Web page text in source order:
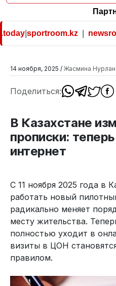
|sportroom.kz|
14 ноября, 2025 / Жасмина Нурлан
Поделиться:
В Казахстане
прописки:
интернет
С 11 ноября 2025 года в
работать новый
радикально меняет
месту жительства.
полностью уходит в
визиты в ЦОН
правилом.